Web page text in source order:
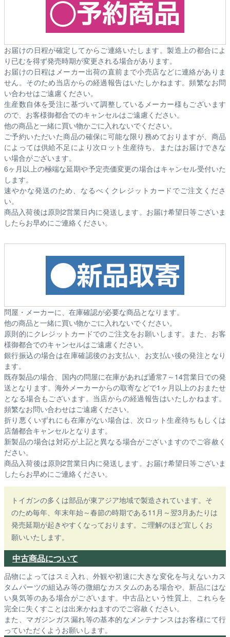
お届けの日程が確定してからご連絡いたします。製造上の都合によ
り已むを得ず発売時期が変更される場合があります。
お届けの日程はメーカー出荷の直前まで小売店などに連絡がありま
せん。そのため当店からの経過報告はいたしかねます。頻繁なお問
い合わせはご遠慮ください。
生産数自体を受注に基づいて調整しているメーカー様もございます
ので、お客様御都合でのキャンセルはご遠慮ください。
他の商品と一緒に買い物かごに入れないでください。
ご予約いただいた商品の確保に可能な限り務めておりますが、商品
によっては供給不足により次ロット生産待ち、またはお届けできな
い場合がございます。
6ヶ月以上の極端な延期や予定売価変更の場合はキャンセル受付いた
します。
速やかな発送のため、なるべくクレジットカードでご注文くださ
い。
商品入荷後は原則2営業日内に発送します。お届け希望日等ございま
したらお早めにご連絡ください。
問屋・メーカーに、在庫確認が必要な商品となります。
他の商品と一緒に買い物かごに入れないでください。
原則的にクレジットカードでのご注文をお願いします。また、お客
様御都合でのキャンセルはご遠慮ください。
銀行振込の場合は在庫確認後のお支払い、お支払い後の発注となり
ます。
既存製品の場合、国内の問屋に在庫があれば通常7～14営業日での発
送となります。海外メーカーからの取寄などで1ヶ月以上のおまたせ
となる場合もございます。 当店からの経過報告はいたしかねます。
頻繁なお問い合わせはご遠慮ください。
折り悪くいずれにも在庫がない場合は、次ロット生産待ちもしくは
店舗都合キャンセルとなります。
新製品の場合は対応が上記と異なる場合がございますのでご容赦く
ださい。
商品入荷後は原則2営業日内に発送します。お届け希望日等ございま
したらお早めにご連絡ください。
トイガンの多くは部品が東アジア地域で製造されています。そ
のため毎年、年末年始～春節の時期である11月～翌3月あたりは
発売延期が起きやすくなっております。ご理解のほど宜しくお
願いいたします。
中古商品について
品物によってはスミ入れ、外観や初速に大きな変化を与えないカス
タムパーツの組込み等の微細なカスタムのある場合や、新品にはな
い臭気等のある場合がございます。中古品という性質上、これらを
完全に失くすことは出来かねますのでご容赦ください。
また、マガジンガス漏れ等の基本的なメンテナンスはお客様にて行
っていただくようお願いします。